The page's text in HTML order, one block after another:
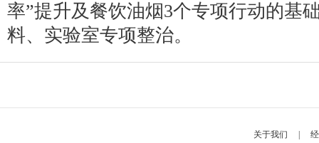
率”提升及餐饮油烟3个专项行动的基
料、实验室专项整治。
关于我们